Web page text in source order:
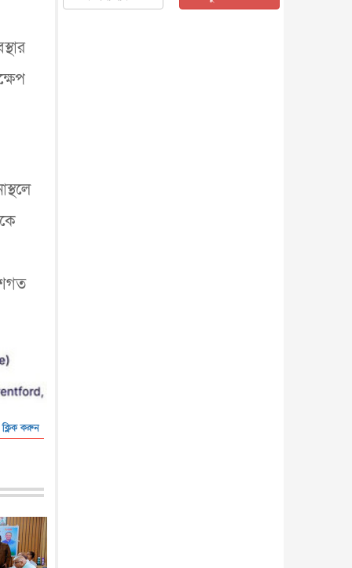
ক্লিক করুন
জাতীয় ৫ আগস্ট, ২০২৬